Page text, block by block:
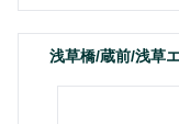
浅草橋/蔵前/浅草